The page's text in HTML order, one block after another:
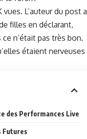
L’auteur du post a
filles en déclarant,
n’était pas très bon.
étaient nerveuses
des Performances Live
Futures